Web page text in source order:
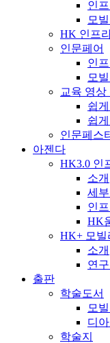
인
모
HK 인프
인문페어
인
모
교육 영상
쉽
쉽
인문페스
아젠다
HK3.0 인
소개
세
인
HK
HK+ 모빌
소개
연
출판
학술도서
모
디
학술지